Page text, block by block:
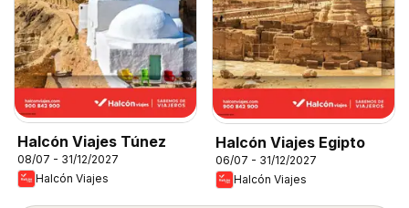
Halcón Viajes Túnez
08/07 - 31/12/2027
Halcón Viajes
Halcón Viajes Egipto
06/07 - 31/12/2027
Halcón Viajes